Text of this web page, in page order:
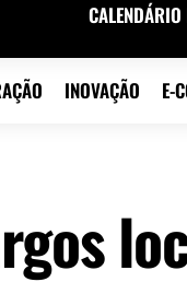
CALENDÁRIO
INOVAÇÃO E-